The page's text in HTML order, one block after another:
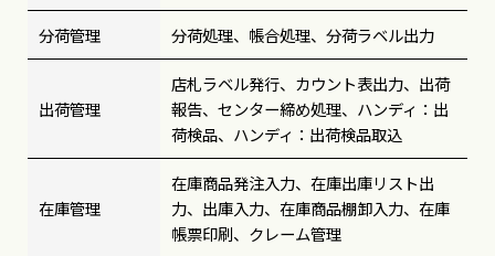
分荷管理 分荷処理、帳合処理、分荷ラベル出力
出荷管理
店札ラベル発行、カウント表出力、出荷
報告、センター締め処理、ハンディ：出
荷検品、ハンディ：出荷検品取込
在庫管理
在庫商品発注入力、在庫出庫リスト出
力、出庫入力、在庫商品棚卸入力、在庫
帳票印刷、クレーム管理